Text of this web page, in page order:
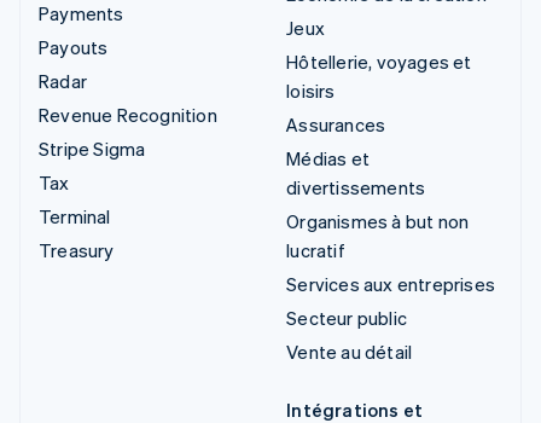
Payments
Payouts
Radar
Revenue Recognition
Stripe Sigma
Tax
Terminal
Treasury
Jeux
Hôtellerie, voyages et
loisirs
Assurances
Médias et
divertissements
Organismes à but non
lucratif
Services aux entreprises
Secteur public
Vente au détail
Intégrations et